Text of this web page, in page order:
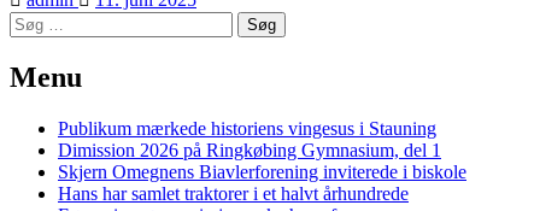
Søg
efter:
Menu
Publikum mærkede historiens vingesus i Stauning
Dimission 2026 på Ringkøbing Gymnasium, del 1
Skjern Omegnens Biavlerforening inviterede i biskole
Hans har samlet traktorer i et halvt århundrede